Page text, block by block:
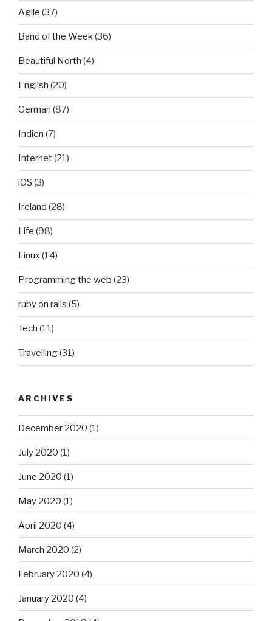
Agile (37)
Band of the Week(36)
Beautiful North (4)
English (20)
German (87)
Indien (7)
Internet(21)
iOS (3)
Ireland (28)
Life (98)
Linux(14)
Programming the web (23)
ruby on rails (5)
Tech (11)
Travelling(31)
ARCHIVES
December 2020 (1)
July 2020 (1)
June 2020 (1)
May 2020 (1)
April 2020 (4)
March 2020 (2)
February 2020 (4)
January 2020 (4)